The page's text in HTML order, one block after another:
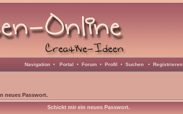
Navigation • Portal • Forum • Profil • Suchen • Registrieren
neues Passwort.
Schickt mir ein neues Passwort.